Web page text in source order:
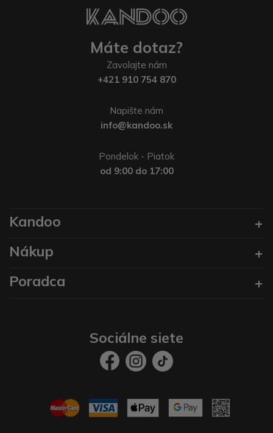
Máte dotaz?
Zavolajte nám
+421 910 754 870
Napište nám
info@kandoo.sk
Pondelok - Piatok
od 9:00 do 17:00
Kandoo
Nákup
Poradca
Sociálne siete